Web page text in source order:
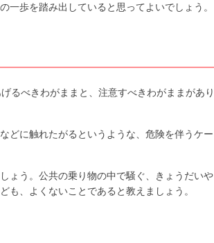
一歩を踏み出していると思ってよいでしょう。
るべきわがままと、注意すべきわがままがあり
どに触れたがるというような、危険を伴うケー
ょう。公共の乗り物の中で騒ぐ、きょうだいや
も、よくないことであると教えましょう。